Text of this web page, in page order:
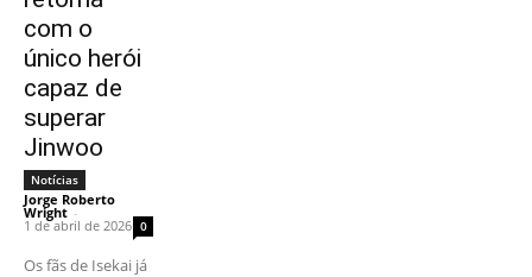
com o
único herói
capaz de
superar
Jinwoo
Notícias
Jorge Roberto
Wright -
1 de abril de 2026 0
Os fãs de Isekai já